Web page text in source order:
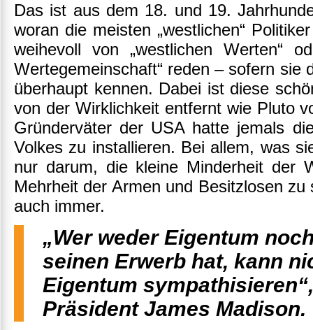
Das ist aus dem 18. und 19.
woran die meisten „westlichen“
weihevoll von „westlichen Werten“
Wertegemeinschaft“ reden – sofern sie
überhaupt kennen. Dabei ist diese
von der Wirklichkeit entfernt wie Pluto
Gründerväter der USA hatte jemals
Volkes zu installieren. Bei allem, was
nur darum, die kleine Minderheit der
Mehrheit der Armen und Besitzlosen
auch immer.
„Wer weder Eigentum
seinen Erwerb hat, kann
Eigentum
Präsident James Madison.